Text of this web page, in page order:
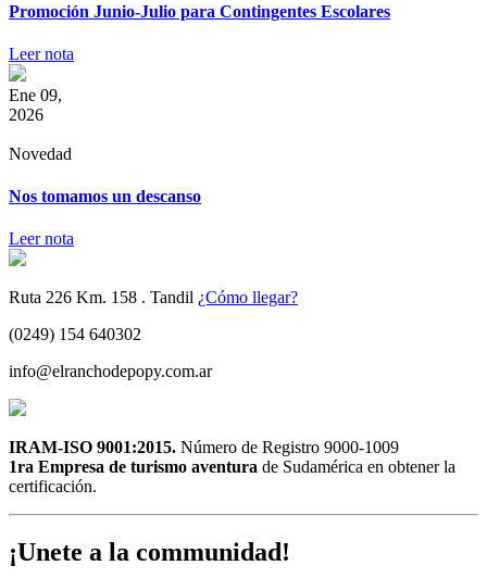
Promoción Junio-Julio para Contingentes Escolares
Leer nota
Ene 09,
2026
Novedad
Nos tomamos un descanso
Leer nota
Ruta 226 Km. 158 . Tandil ¿Cómo llegar?
(0249) 154 640302
info@elranchodepopy.com.ar
IRAM-ISO 9001:2015. Número de Registro 9000-1009
1ra Empresa de turismo aventura de Sudamérica en obtener la
certificación.
¡Unete a la communidad!